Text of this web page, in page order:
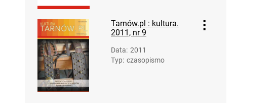
Tarnów.pl : kultura.
2011, nr 9
Data: 2011
Typ: czasopismo